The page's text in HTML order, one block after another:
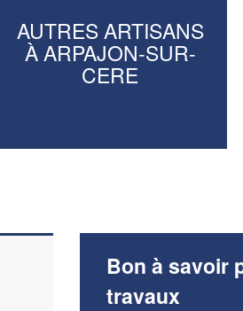
AUTRES ARTISANS
À ARPAJON-SUR-
CERE
Bon à savoir
travaux